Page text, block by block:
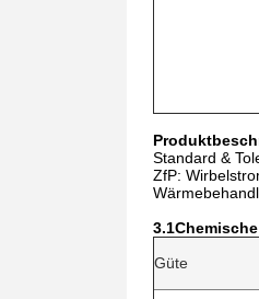
Standard &
ZfP:
Güte